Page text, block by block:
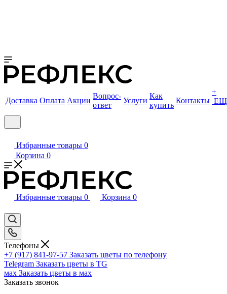
Доставка Оплата Акции
Вопрос-
ответ
Услуги
Как
купить
Контакты
+
Избранные товары 0
Корзина 0
Избранные товары 0 Корзина 0
Телефоны
+7 (917) 841-97-57 Заказать цветы по телефону
Telegram Заказать цветы в TG
мах Заказать цветы в мах
Заказать звонок